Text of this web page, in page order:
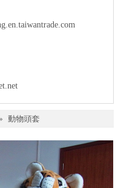
動物頭套